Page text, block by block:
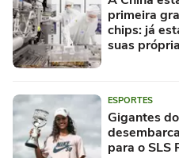
primeira
chips: já
suas
ESPORTES
Gigantes
para o SLS